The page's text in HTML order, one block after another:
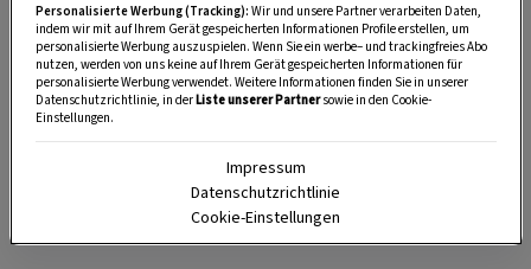
Personalisierte Werbung (Tracking): Wir und unsere Partner verarbeiten Daten,
indem wir mit auf Ihrem Gerät gespeicherten Informationen Profile erstellen, um
personalisierte Werbung auszuspielen. Wenn Sie ein werbe– und trackingfreies Abo
nutzen, werden von uns keine auf Ihrem Gerät gespeicherten Informationen für
personalisierte Werbung verwendet. Weitere Informationen finden Sie in unserer
Datenschutzrichtlinie, in derListe unserer Partnersowie in den Cookie-
Einstellungen.
Impressum
Datenschutzrichtlinie
Cookie-Einstellungen